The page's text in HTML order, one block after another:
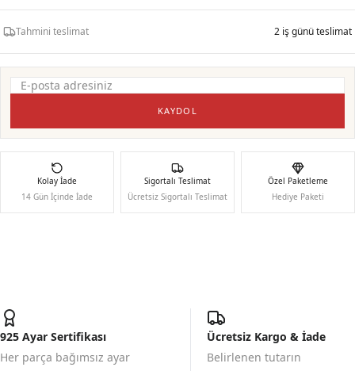
Tahmini teslimat 2 iş günü teslimat
KAYDOL
Kolay İade
14 Gün İçinde İade
Sigortalı Teslimat
Ücretsiz Sigortalı Teslimat
Özel Paketleme
Hediye Paketi
925 Ayar Sertifikası
Her parça bağımsız ayar
Ücretsiz Kargo & İade
Belirlenen tutarın